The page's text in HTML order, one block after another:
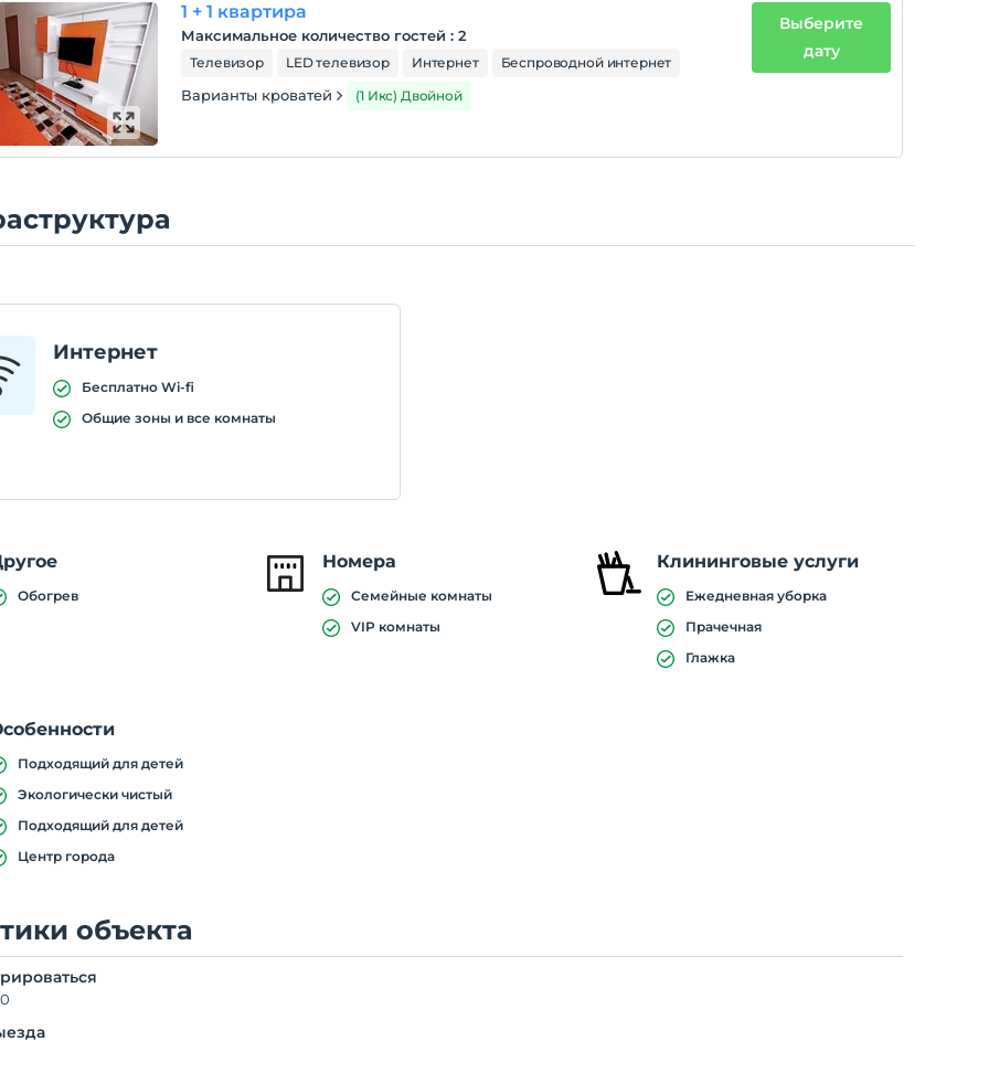
1 + 1 квартира
Максимальное количество гостей :2
Телевизор LED телевизор Интернет Беспроводной интернет
Варианты кроватей (1 Икс) Двойной
Выберите
дату
Интернет
Бесплатно Wi-fi
Общие зоны и все комнаты
Обогрев
Номера
Семейные комнаты
VIP комнаты
Клининговые услуги
Ежедневная уборка
Прачечная
Глажка
Подходящий для детей
Экологически чистый
Подходящий для детей
Центр города
объекта